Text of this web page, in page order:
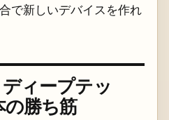
で新しいデバイスを作れ
ィープテッ
勝ち筋